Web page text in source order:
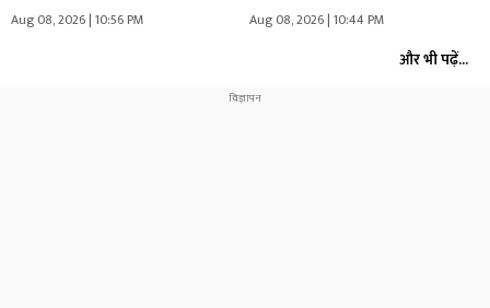
Aug 08, 2026 | 10:56 PM Aug 08, 2026 | 10:44 PM
और भी पढ़ें...